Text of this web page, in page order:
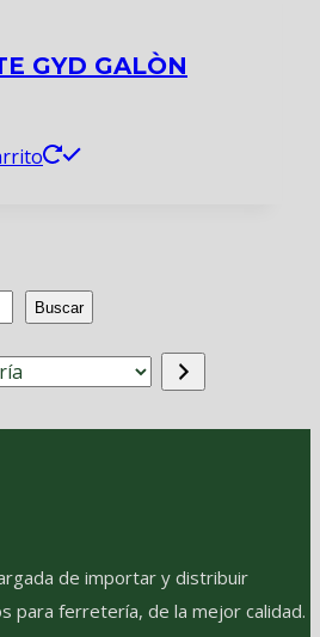
GYD GALÒN
Buscar
de importar y distribuir
para ferretería, de la mejor calidad.